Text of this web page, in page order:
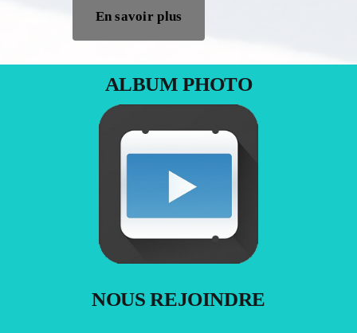
En savoir plus
ALBUM PHOTO
NOUS REJOINDRE